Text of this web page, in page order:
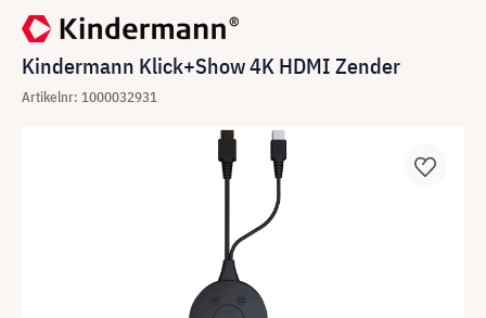
Kindermann Klick+Show 4K HDMI Zender
Artikelnr: 1000032931